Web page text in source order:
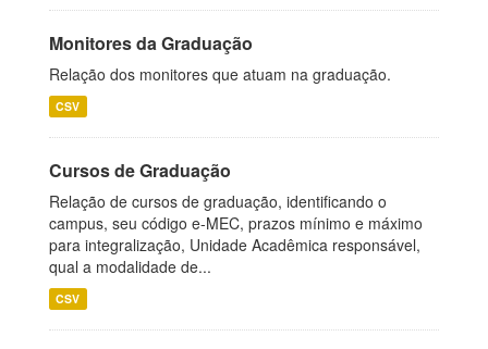
Monitores da Graduação
Relação dos monitores que atuam na graduação.
CSV
Cursos de Graduação
Relação de cursos de graduação, identificando o
campus, seu código e-MEC, prazos mínimo e máximo
para integralização, Unidade Acadêmica responsável,
qual a modalidade de...
CSV